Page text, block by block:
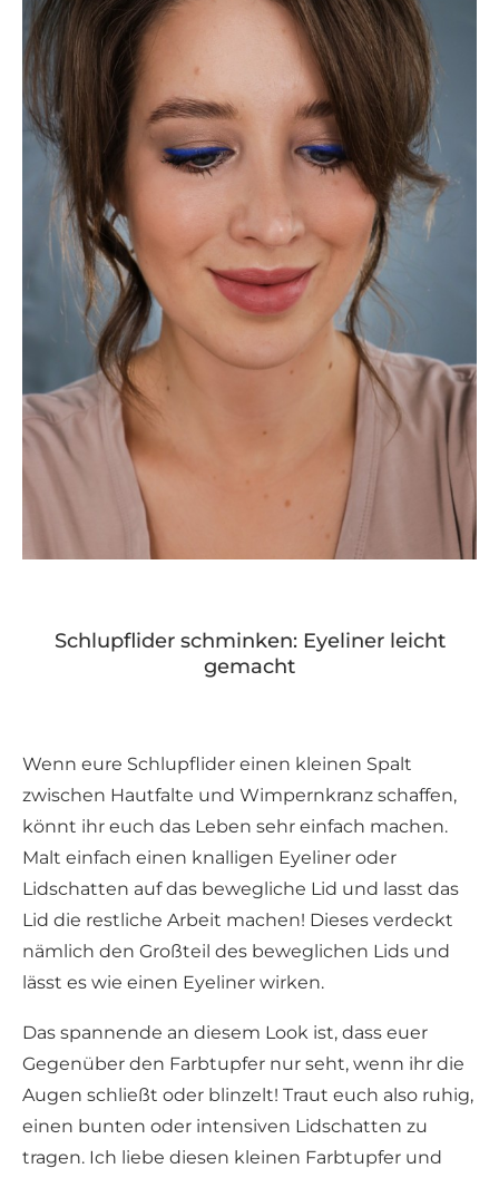
Schlupflider schminken: Eyeliner leicht
gemacht
Wenn eure Schlupflider einen kleinen Spalt
zwischen Hautfalte und Wimpernkranz schaffen,
könnt ihr euch das Leben sehr einfach machen.
Malt einfach einen knalligen Eyeliner oder
Lidschatten auf das bewegliche Lid und lasst das
Lid die restliche Arbeit machen! Dieses verdeckt
nämlich den Großteil des beweglichen Lids und
lässt es wie einen Eyeliner wirken.
Das spannende an diesem Look ist, dass euer
Gegenüber den Farbtupfer nur seht, wenn ihr die
Augen schließt oder blinzelt! Traut euch also ruhig,
einen bunten oder intensiven Lidschatten zu
tragen. Ich liebe diesen kleinen Farbtupfer und